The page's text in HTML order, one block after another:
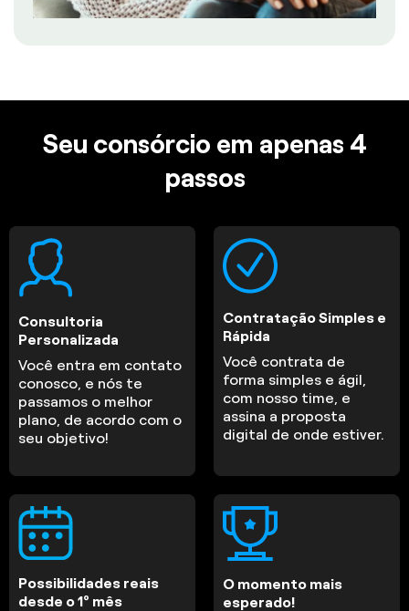
Seu consórcio em apenas 4
passos
Consultoria
Personalizada
Você entra em contato
conosco, e nós te
passamos o melhor
plano, de acordo com o
seu objetivo!
Contratação Simples e
Rápida
Você contrata de
forma simples e ágil,
com nosso time, e
assina a proposta
digital de onde estiver.
Possibilidades reais
desde o 1º mês
O momento mais
esperado!